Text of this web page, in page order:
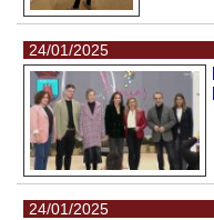
24/01/2025
24/01/2025